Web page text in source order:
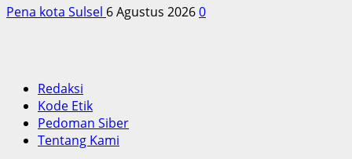
Pena kota Sulsel 6 Agustus 20260
Redaksi
Kode Etik
Pedoman Siber
Tentang Kami